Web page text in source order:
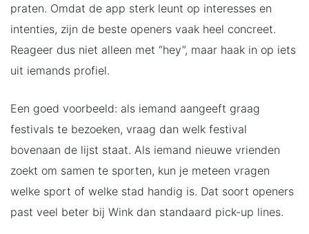
praten. Omdat de app sterk leunt op interesses en
intenties, zijn de beste openers vaak heel concreet.
Reageer dus niet alleen met “hey”, maar haak in op iets
uit iemands profiel.
Een goed voorbeeld: als iemand aangeeft graag
festivals te bezoeken, vraag dan welk festival
bovenaan de lijst staat. Als iemand nieuwe vrienden
zoekt om samen te sporten, kun je meteen vragen
welke sport of welke stad handig is. Dat soort openers
past veel beter bij Wink dan standaard pick-up lines.